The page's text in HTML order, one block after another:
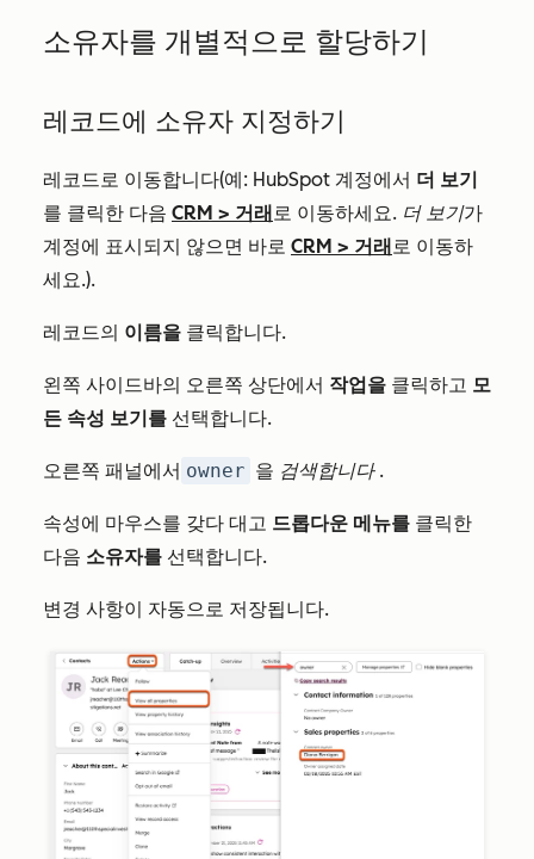
소유자를 개별적으로 할당하기
레코드에 소유자 지정하기
레코드로 이동합니다(예: HubSpot 계정에서 더 보기
를 클릭한 다음 CRM > 거래 로 이동하세요. 더 보기가
계정에 표시되지 않으면 바로 CRM > 거래 로 이동하
세요.).
레코드의 이름을 클릭합니다.
왼쪽 사이드바의 오른쪽 상단에서 작업을 클릭하고 모
든 속성 보기를 선택합니다.
오른쪽 패널에서 owner 을 검색합니다 .
속성에 마우스를 갖다 대고 드롭다운 메뉴를 클릭한
다음 소유자를 선택합니다.
변경 사항이 자동으로 저장됩니다.